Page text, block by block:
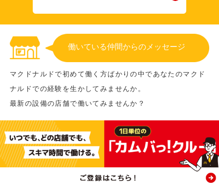
働いている仲間からのメッセージ
マクドナルドで初めて働く方ばかりの中であなたのマクド
ナルドでの経験を生かしてみませんか。
最新の設備の店舗で働いてみませんか？